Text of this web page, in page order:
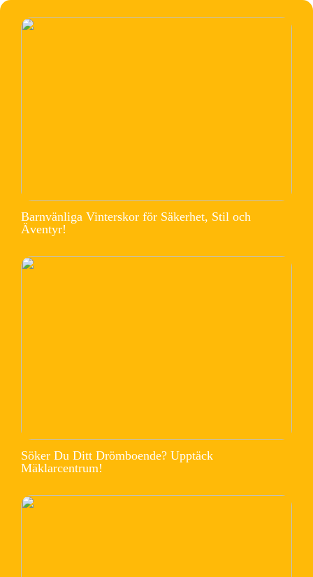
Barnvänliga Vinterskor för Säkerhet, Stil och
Äventyr!
Söker Du Ditt Drömboende? Upptäck
Mäklarcentrum!